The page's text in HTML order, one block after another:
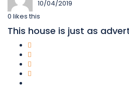
10/04/2019
0 likes this
This house is just as